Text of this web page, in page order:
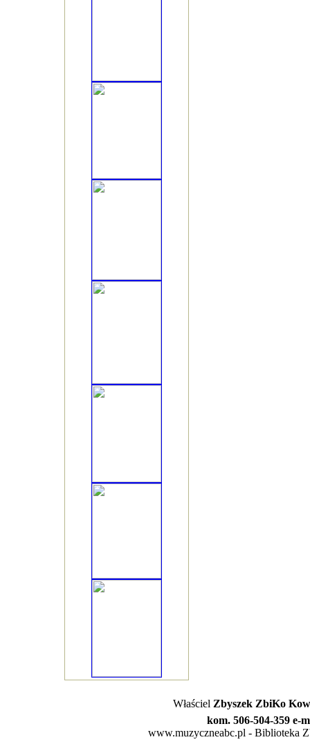
Właściel Zbyszek ZbiKo
kom. 506-504-359 e-
www.muzyczneabc.pl - Biblioteka